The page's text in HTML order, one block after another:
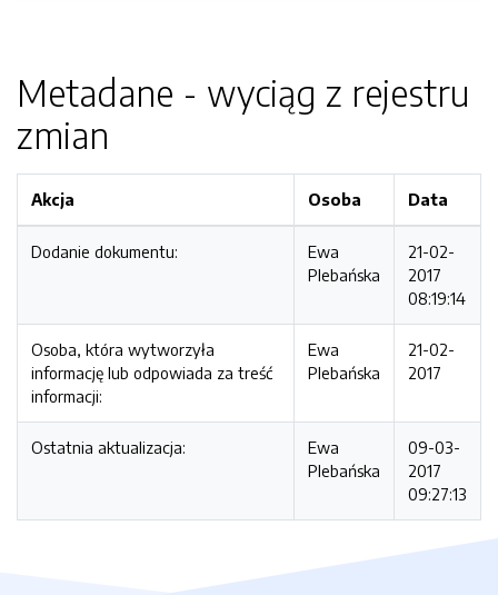
Metadane - wyciąg z rejestru
zmian
Akcja Osoba Data
Dodanie dokumentu:
Ewa
Plebańska
21-02-
2017
08:19:14
Osoba, która wytworzyła
informację lub odpowiada za treść
informacji:
Ewa
Plebańska
21-02-
2017
Ostatnia aktualizacja:
Ewa
Plebańska
09-03-
2017
09:27:13